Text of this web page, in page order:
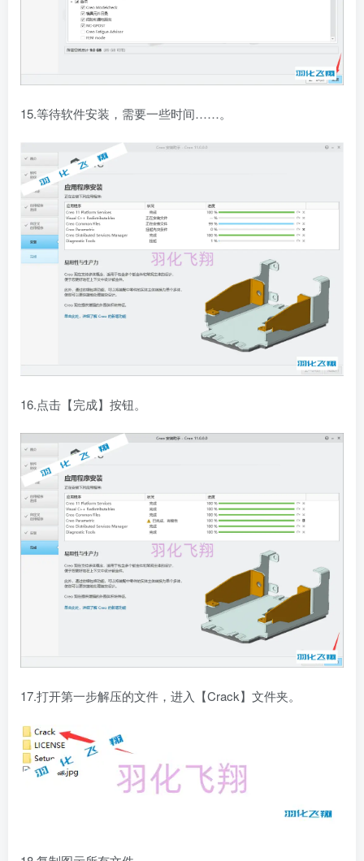
15.等待软件安装，需要一些时间……。
16.点击【完成】按钮。
17.打开第一步解压的文件，进入【Crack】文件夹。